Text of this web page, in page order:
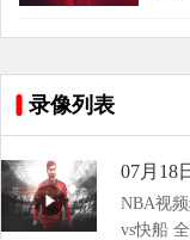
录像列表
07月18
录像回
NBA视
vs快船